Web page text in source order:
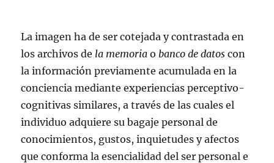
La imagen ha de ser cotejada y contrastada en
los archivos de la memoria o banco de datos con
la información previamente acumulada en la
conciencia mediante experiencias perceptivo-
cognitivas similares, a través de las cuales el
individuo adquiere su bagaje personal de
conocimientos, gustos, inquietudes y afectos
que conforma la esencialidad del ser personal e